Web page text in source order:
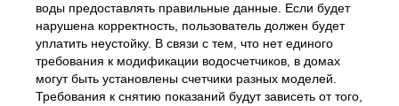
воды предоставлять правильные данные. Если будет
нарушена корректность, пользователь должен будет
уплатить неустойку. В связи с тем, что нет единого
требования к модификации водосчетчиков, в домах
могут быть установлены счетчики разных моделей.
Требования к снятию показаний будут зависеть от того,